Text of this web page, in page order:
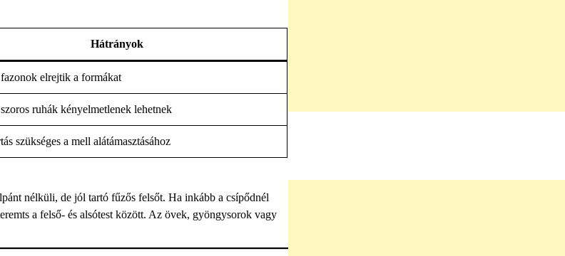
Hátrányok
elrejtik a formákat
ruhák kényelmetlenek lehetnek
szükséges a mell alátámasztásához
nélküli, de jól tartó fűzős felsőt. Ha inkább a csípődnél
a felső- és alsótest között. Az övek, gyöngysorok vagy